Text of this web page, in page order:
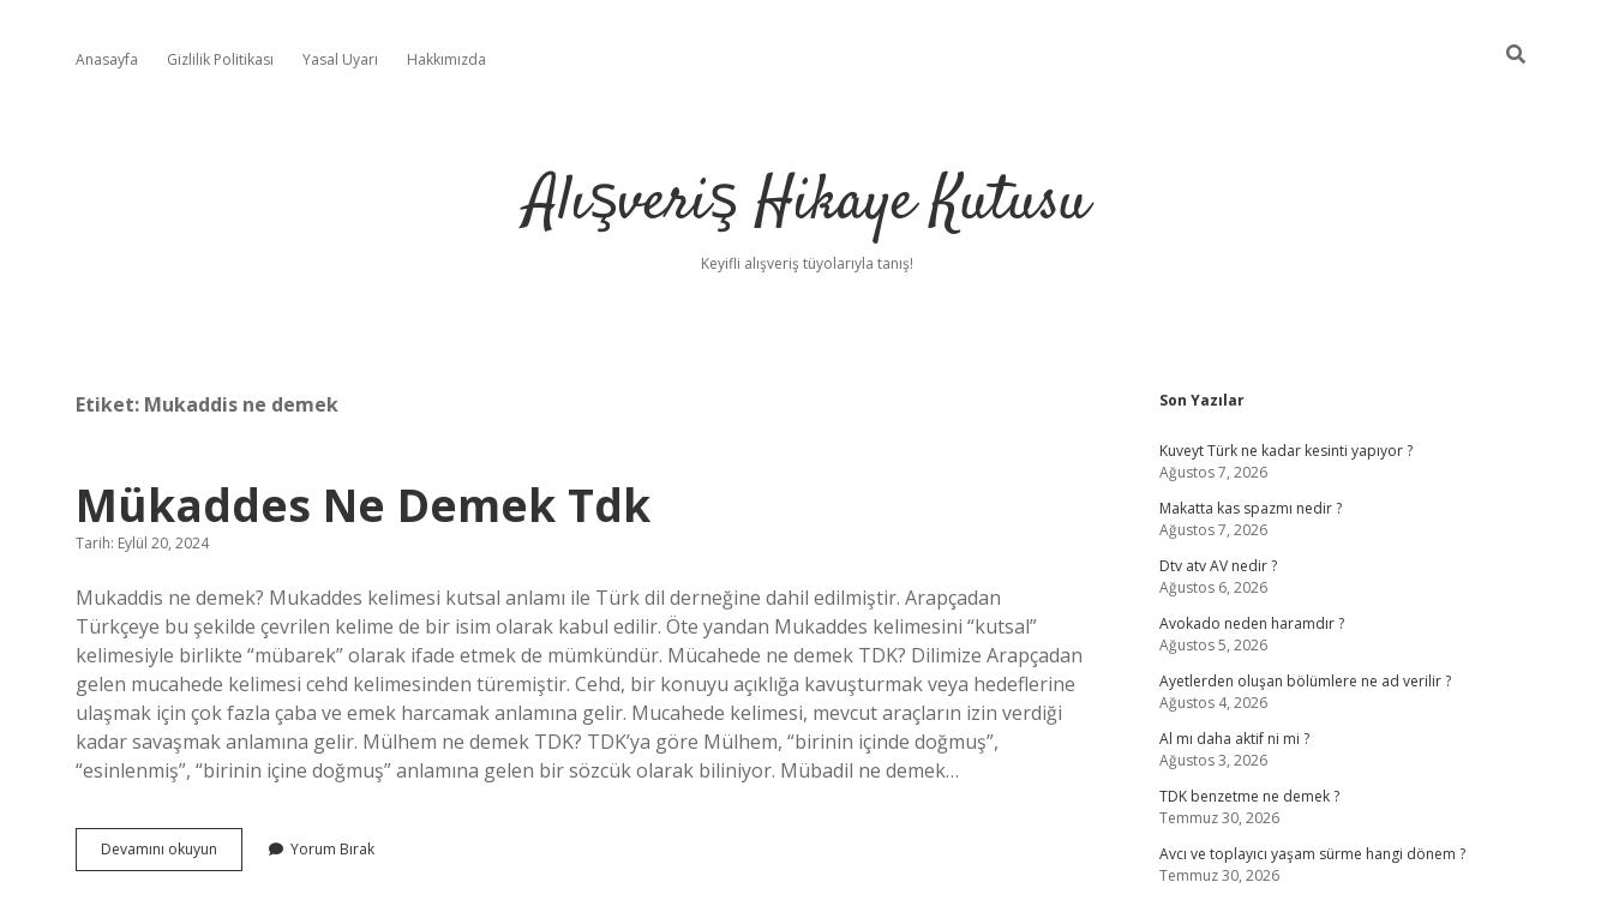
Anasayfa Gizlilik Politikası Yasal Uyarı Hakkımızda
Alışveriş Hikaye Kutusu
Keyifli alışveriş tüyolarıyla tanış!
Etiket: Mukaddis ne demek
Mükaddes Ne Demek Tdk
Tarih: Eylül 20, 2024
Mukaddis ne demek? Mukaddes kelimesi kutsal anlamı ile Türk dil derneğine dahil edilmiştir. Arapçadan
Türkçeye bu şekilde çevrilen kelime de bir isim olarak kabul edilir. Öte yandan Mukaddes kelimesini “kutsal”
kelimesiyle birlikte “mübarek” olarak ifade etmek de mümkündür. Mücahede ne demek TDK? Dilimize Arapçadan
gelen mucahede kelimesi cehd kelimesinden türemiştir. Cehd, bir konuyu açıklığa kavuşturmak veya hedeflerine
ulaşmak için çok fazla çaba ve emek harcamak anlamına gelir. Mucahede kelimesi, mevcut araçların izin verdiği
kadar savaşmak anlamına gelir. Mülhem ne demek TDK? TDK’ya göre Mülhem, “birinin içinde doğmuş”,
“esinlenmiş”, “birinin içine doğmuş” anlamına gelen bir sözcük olarak biliniyor. Mübadil ne demek…
Devamını okuyun Mükaddes
Ne
Yorum Bırak
Sidebar
Son Yazılar
Kuveyt Türk ne kadar kesinti yapıyor ?
Ağustos 7, 2026
Makatta kas spazmı nedir ?
Ağustos 7, 2026
Dtv atv AV nedir ?
Ağustos 6, 2026
Avokado neden haramdır ?
Ağustos 5, 2026
Ayetlerden oluşan bölümlere ne ad verilir ?
Ağustos 4, 2026
Al mı daha aktif ni mi ?
Ağustos 3, 2026
TDK benzetme ne demek ?
Temmuz 30, 2026
Avcı ve toplayıcı yaşam sürme hangi dönem ?
Temmuz 30, 2026